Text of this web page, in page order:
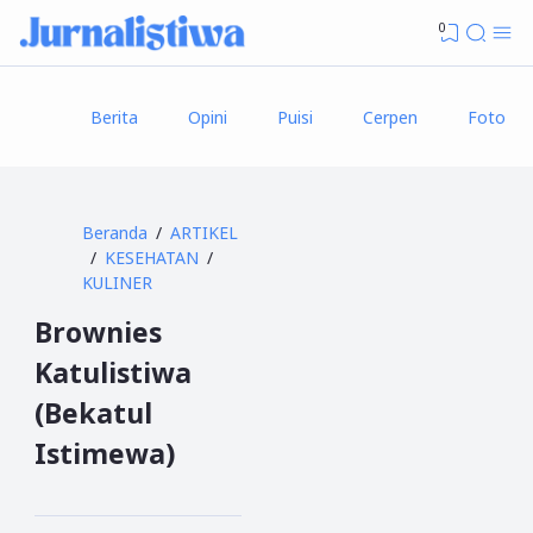
0
Berita Opini Puisi Cerpen Foto
Beranda
ARTIKEL
KESEHATAN
KULINER
Brownies
Katulistiwa
(Bekatul
Istimewa)